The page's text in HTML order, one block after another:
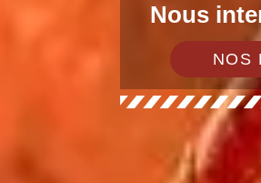
Nous
NOS